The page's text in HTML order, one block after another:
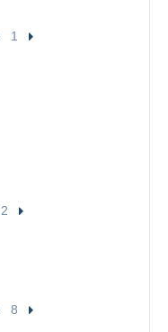
1
2
8